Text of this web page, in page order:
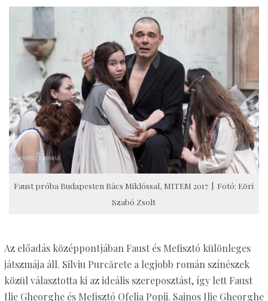
Faust próba Budapesten Bács Miklóssal, MITEM 2017 | Fotó: Eöri
Szabó Zsolt
Az előadás középpontjában Faust és Mefisztó különleges
játszmája áll. Silviu Purcărete a legjobb román színészek
közül választotta ki az ideális szereposztást, így lett Faust
Ilie Gheorghe és Mefisztó Ofelia Popii. Sajnos Ilie Gheorghe